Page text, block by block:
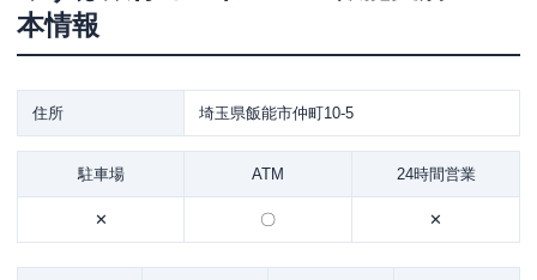
本情報
住所 埼玉県飯能市仲町10-5
駐車場 ATM 24時間営業
✕ 〇 ✕